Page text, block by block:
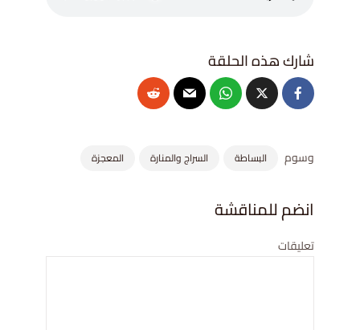
وسوم البساطة السراج والمنارة المعجزة
انضم للمناقشة
تعليقات